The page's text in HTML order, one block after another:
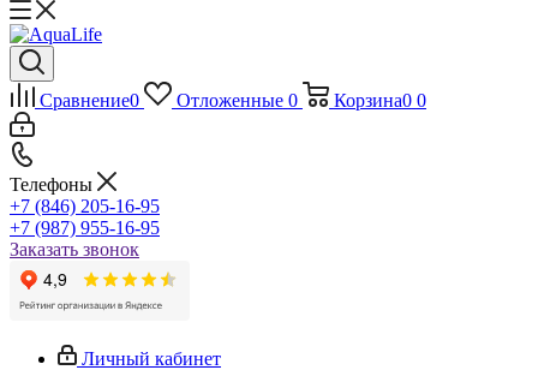
Сравнение0 Отложенные 0 Корзина0 0
Телефоны
+7 (846) 205-16-95
+7 (987) 955-16-95
Заказать звонок
Личный кабинет